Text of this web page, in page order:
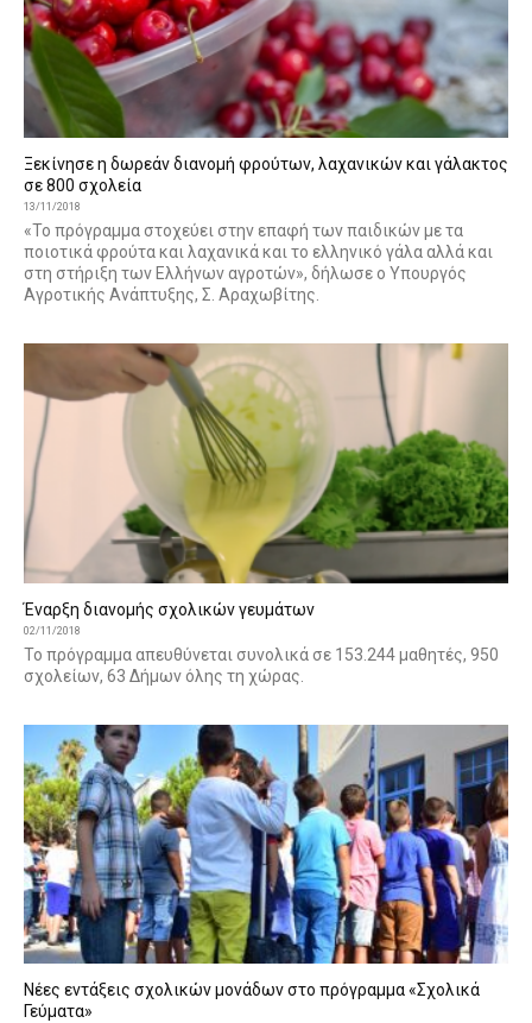
Ξεκίνησε η δωρεάν διανομή φρούτων, λαχανικών και γάλακτος
σε 800 σχολεία
13/11/2018
«Το πρόγραμμα στοχεύει στην επαφή των παιδικών με τα
ποιοτικά φρούτα και λαχανικά και το ελληνικό γάλα αλλά και
στη στήριξη των Ελλήνων αγροτών», δήλωσε ο Υπουργός
Αγροτικής Ανάπτυξης, Σ. Αραχωβίτης.
Έναρξη διανομής σχολικών γευμάτων
02/11/2018
Το πρόγραμμα απευθύνεται συνολικά σε 153.244 μαθητές, 950
σχολείων, 63 Δήμων όλης τη χώρας.
Νέες εντάξεις σχολικών μονάδων στο πρόγραμμα «Σχολικά
Γεύματα»